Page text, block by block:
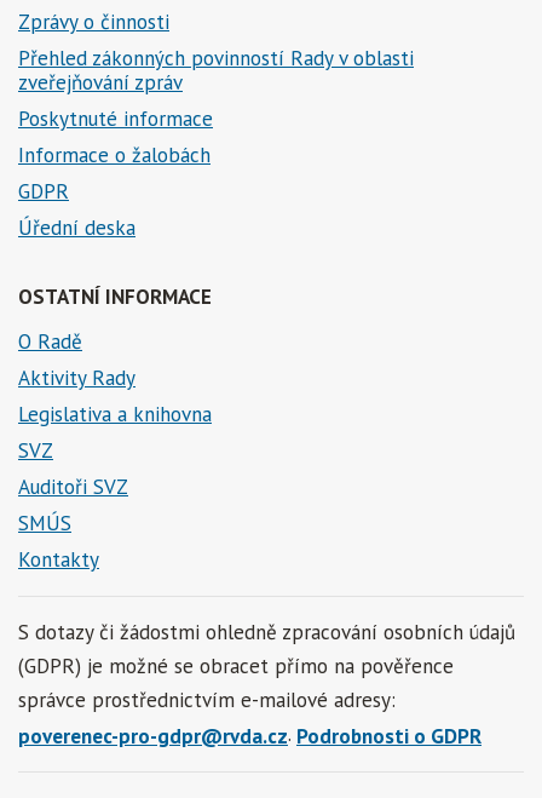
Zprávy o činnosti
Přehled zákonných povinností Rady v oblasti
zveřejňování zpráv
Poskytnuté informace
Informace o žalobách
GDPR
Úřední deska
OSTATNÍ INFORMACE
O Radě
Aktivity Rady
Legislativa a knihovna
SVZ
Auditoři SVZ
SMÚS
Kontakty
S dotazy či žádostmi ohledně zpracování osobních údajů
(GDPR) je možné se obracet přímo na pověřence
správce prostřednictvím e-mailové adresy:
poverenec-pro-gdpr@rvda.cz. Podrobnosti o GDPR